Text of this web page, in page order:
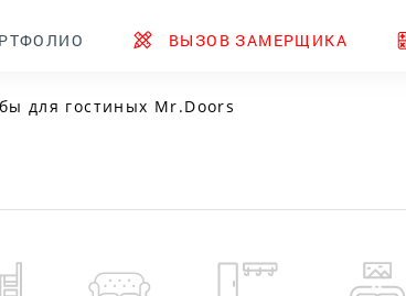
ВЫЗОВ ЗАМЕРЩИКА
для гостиных Mr.Doors